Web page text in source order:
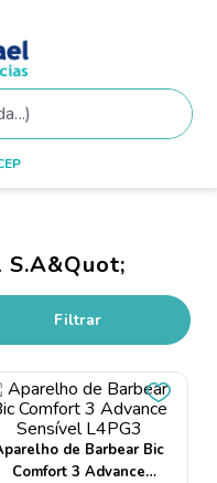
Filtrar
de Barbear Bic
Comfort 3 Advance